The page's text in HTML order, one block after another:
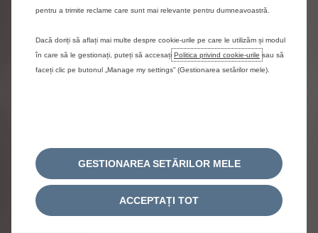
Experiența Citroën Easy Electric oferă o gamă întreagă de
zilnică mai ușoară.
pentru a trimite reclame care sunt mai relevante pentru dumneavoastră.
Dacă doriți să aflați mai multe despre cookie-urile pe care le utilizăm și modul
în care să le gestionați, puteți să accesați Politica privind cookie-urile sau să
faceți clic pe butonul „Manage my settings” (Gestionarea setărilor mele).
GESTIONAREA SETĂRILOR MELE
ACCEPTAȚI TOT